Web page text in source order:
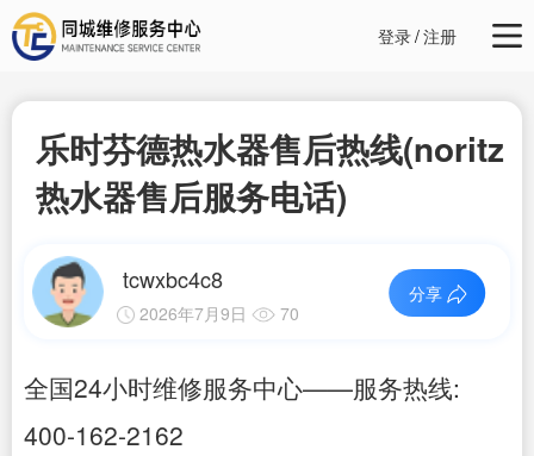
登录/注册
乐时芬德热水器售后热线(noritz
热水器售后服务电话)
tcwxbc4c8
2026年7月9日 70
分享
全国24小时维修服务中心——服务热线:
400-162-2162